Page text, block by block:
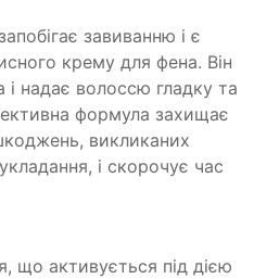
завиванню і є
крему для фена. Він
і надає волоссю гладку та
формула захищає
викликаних
і скорочує час
що активується під дією